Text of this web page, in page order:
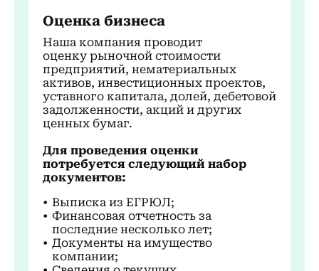
Оценка бизнеса
Наша компания проводит
оценку рыночной стоимости
предприятий, нематериальных
активов, инвестиционных проектов,
уставного капитала, долей, дебетовой
задолженности, акций и других
ценных бумаг.
Для проведения оценки
потребуется следующий набор
документов:
Выписка из ЕГРЮЛ;
Финансовая отчетность за
последние несколько лет;
Документы на имущество
компании;